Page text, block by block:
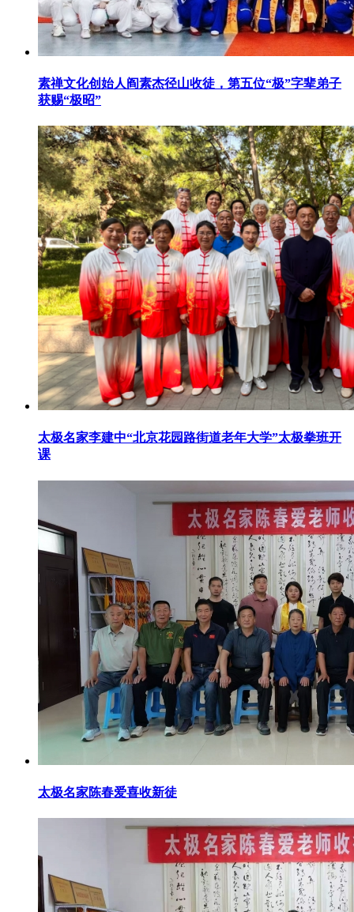
素禅文化创始人阎素杰径山收徒，第五位“极”字辈弟子
获赐“极昭”
太极名家李建中“北京花园路街道老年大学”太极拳班开
课
太极名家陈春爱喜收新徒